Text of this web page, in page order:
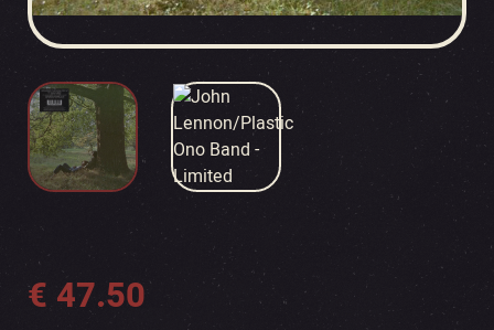
€ 47.50